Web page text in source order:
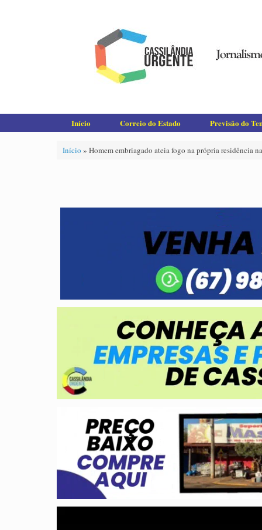
Início Correio do Estado Previsão do
Início » Homem embriagado ateia fogo na própria residência